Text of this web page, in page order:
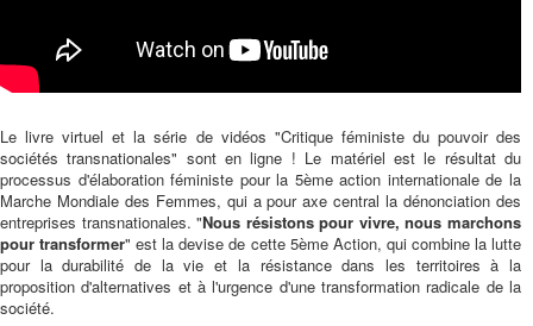
Le livre virtuel et la série de vidéos "Critique féministe du pouvoir des
sociétés transnationales" sont en ligne ! Le matériel est le résultat du
processus d'élaboration féministe pour la 5ème action internationale de la
Marche Mondiale des Femmes, qui a pour axe central la dénonciation des
entreprises transnationales. "Nous résistons pour vivre, nous marchons
pour transformer" est la devise de cette 5ème Action, qui combine la lutte
pour la durabilité de la vie et la résistance dans les territoires à la
proposition d'alternatives et à l'urgence d'une transformation radicale de la
société.